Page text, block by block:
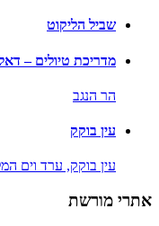
שביל הליקוט
מדריכת טיולים –
הר הנגב
עין בוקק
עין בוקק, ערד וים
אתרי מורשת